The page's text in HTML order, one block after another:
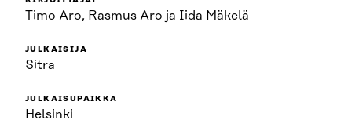
Timo Aro, Rasmus Aro ja Iida Mäkelä
JULKAISIJA
Sitra
JULKAISUPAIKKA
Helsinki